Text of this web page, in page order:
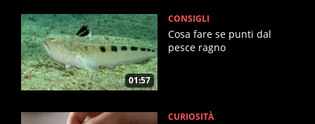
01:57
CONSIGLI
Cosa fare se punti dal
pesce ragno
CURIOSITÀ